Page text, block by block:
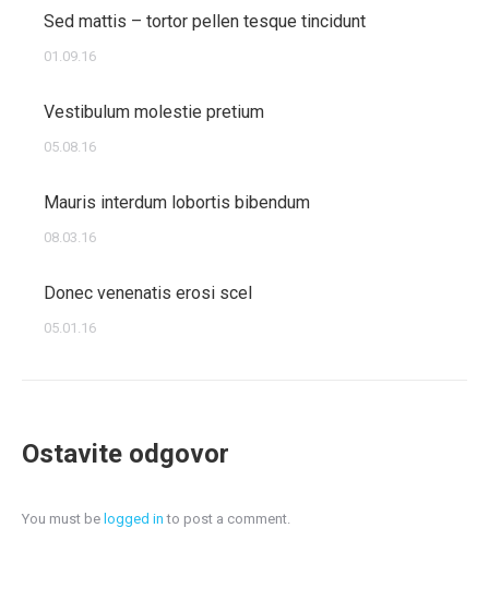
Sed mattis – tortor pellen tesque tincidunt
01.09.16
Vestibulum molestie pretium
05.08.16
Mauris interdum lobortis bibendum
08.03.16
Donec venenatis erosi scel
05.01.16
Ostavite odgovor
You must be logged in to post a comment.